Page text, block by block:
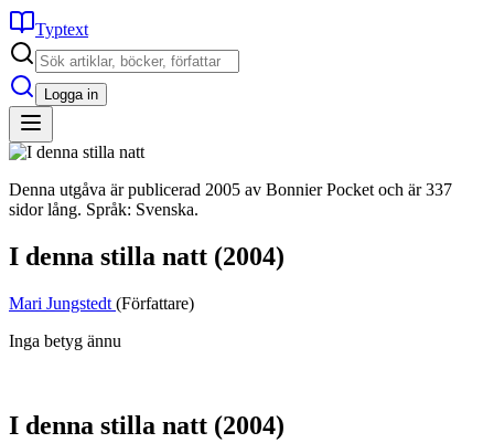
Typtext
Logga in
Denna utgåva är publicerad 2005 av Bonnier Pocket och är 337
sidor lång. Språk: Svenska.
I denna stilla natt (2004)
Mari Jungstedt (Författare)
Inga betyg ännu
I denna stilla natt (2004)